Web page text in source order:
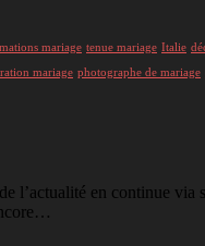
mariage tenue mariage Italie
mariage photographe de mariage
l’actualité en continue